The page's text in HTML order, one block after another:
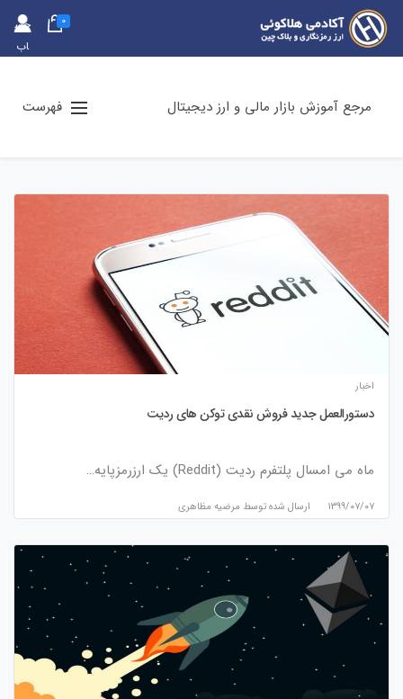
حس
اب
0
مرجع آموزش بازار مالی و ارز دیجیتال فهرست
اخبار
دستورالعمل جدید فروش نقدی توکن های ردیت
ماه می امسال پلتفرم ردیت (Reddit) یک ارزرمزپایه…
۱۳۹۹/۰۷/۰۷ ارسال شده توسط مرضیه مظاهری